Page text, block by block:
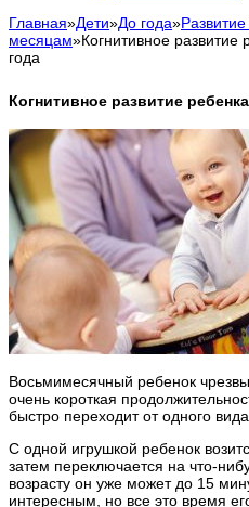
Главная»Дети»До года»
месяцам»Когнитивное
года
Когнитивное развитие
Восьмимесячный ребенок
очень короткая
быстро переходит от одного
С одной игрушкой ребенок
затем переключается на что-
возрасту он уже может до 15
интересным, но все это время